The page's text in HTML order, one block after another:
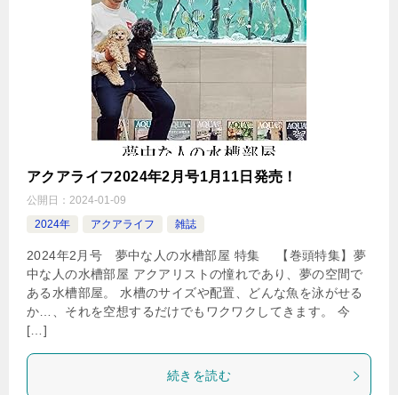
アクアライフ2024年2月号1月11日発売！
公開日： 2024-01-09
2024年
アクアライフ 雑誌
2024年2月号 夢中な人の水槽部屋 特集 【巻頭特集】夢
中な人の水槽部屋 アクアリストの憧れであり、夢の空間で
ある水槽部屋。 水槽のサイズや配置、どんな魚を泳がせる
か…、それを空想するだけでもワクワクしてきます。 今
[…]
続きを読む